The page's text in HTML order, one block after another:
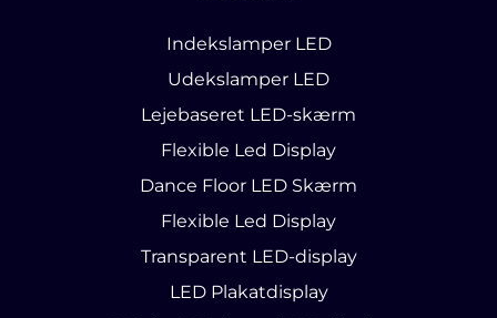
Indekslamper LED
Udekslamper LED
Lejebaseret LED-skærm
Flexible Led Display
Dance Floor LED Skærm
Flexible Led Display
Transparent LED-display
LED Plakatdisplay